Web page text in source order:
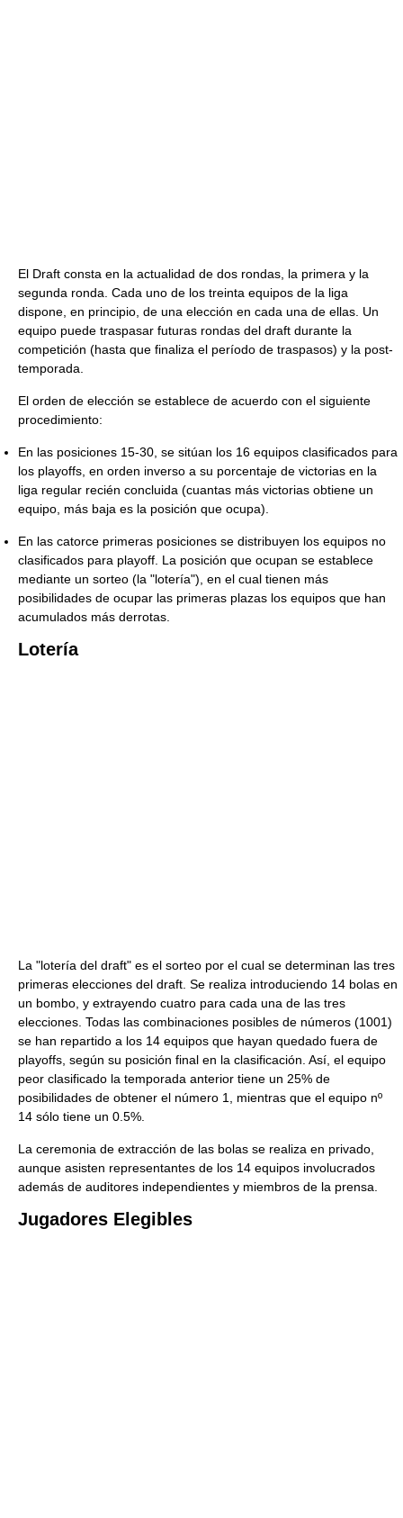
El Draft consta en la actualidad de dos rondas, la primera y la
segunda ronda. Cada uno de los treinta equipos de la liga
dispone, en principio, de una elección en cada una de ellas. Un
equipo puede traspasar futuras rondas del draft durante la
competición (hasta que finaliza el período de traspasos) y la post-
temporada.
El orden de elección se establece de acuerdo con el siguiente
procedimiento:
En las posiciones 15-30, se sitúan los 16 equipos clasificados para
los playoffs, en orden inverso a su porcentaje de victorias en la
liga regular recién concluida (cuantas más victorias obtiene un
equipo, más baja es la posición que ocupa).
En las catorce primeras posiciones se distribuyen los equipos no
clasificados para playoff. La posición que ocupan se establece
mediante un sorteo (la "lotería"), en el cual tienen más
posibilidades de ocupar las primeras plazas los equipos que han
acumulados más derrotas.
Lotería
La "lotería del draft" es el sorteo por el cual se determinan las tres
primeras elecciones del draft. Se realiza introduciendo 14 bolas en
un bombo, y extrayendo cuatro para cada una de las tres
elecciones. Todas las combinaciones posibles de números (1001)
se han repartido a los 14 equipos que hayan quedado fuera de
playoffs, según su posición final en la clasificación. Así, el equipo
peor clasificado la temporada anterior tiene un 25% de
posibilidades de obtener el número 1, mientras que el equipo nº
14 sólo tiene un 0.5%.
La ceremonia de extracción de las bolas se realiza en privado,
aunque asisten representantes de los 14 equipos involucrados
además de auditores independientes y miembros de la prensa.
Jugadores Elegibles